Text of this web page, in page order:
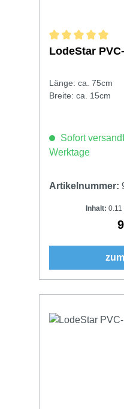
Durchschnittliche
LodeStar
Länge: ca. 75cm
Breite: ca. 15cm
Sofort
Werktage
Artikelnummer:
Inhalt: 0.11